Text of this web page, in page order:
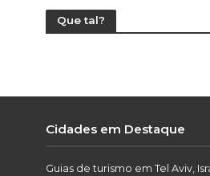
Que tal?
Cidades em Destaque
Guias de turismo em Tel Aviv,